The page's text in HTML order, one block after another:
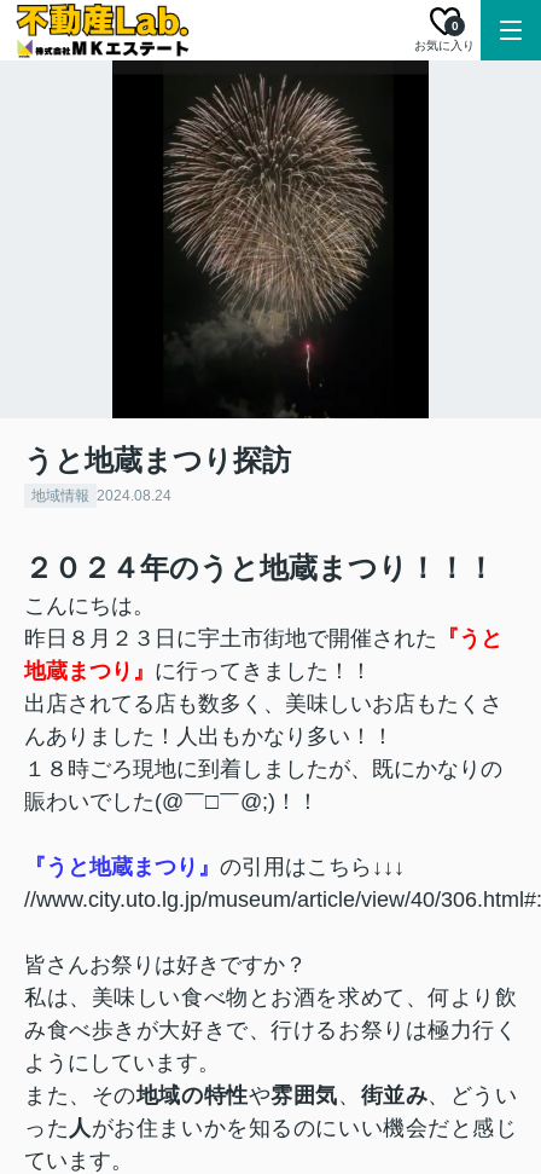
お気に入り
0
うと地蔵まつり探訪
地域情報 2024.08.24
２０２４年のうと地蔵まつり！！！
こんにちは。
昨日８月２３日に宇土市街地で開催された 『うと
地蔵まつり』 に行ってきました！！
出店されてる店も数多く、美味しいお店もたくさ
んありました！人出もかなり多い！！
１８時ごろ現地に到着しましたが、既にかなりの
賑わいでした(@￣□￣@;)！！
『うと地蔵まつり』 の引用はこちら↓↓↓
//www.city.uto.lg.jp/museum/article/view/40/
皆さんお祭りは好きですか？
私は、美味しい食べ物とお酒を求めて、何より飲
み食べ歩きが大好きで、行けるお祭りは極力行く
ようにしています。
また、その地域の特性や雰囲気、 街並み、どうい
った 人 がお住まいかを知るのにいい機会だと感じ
ています。